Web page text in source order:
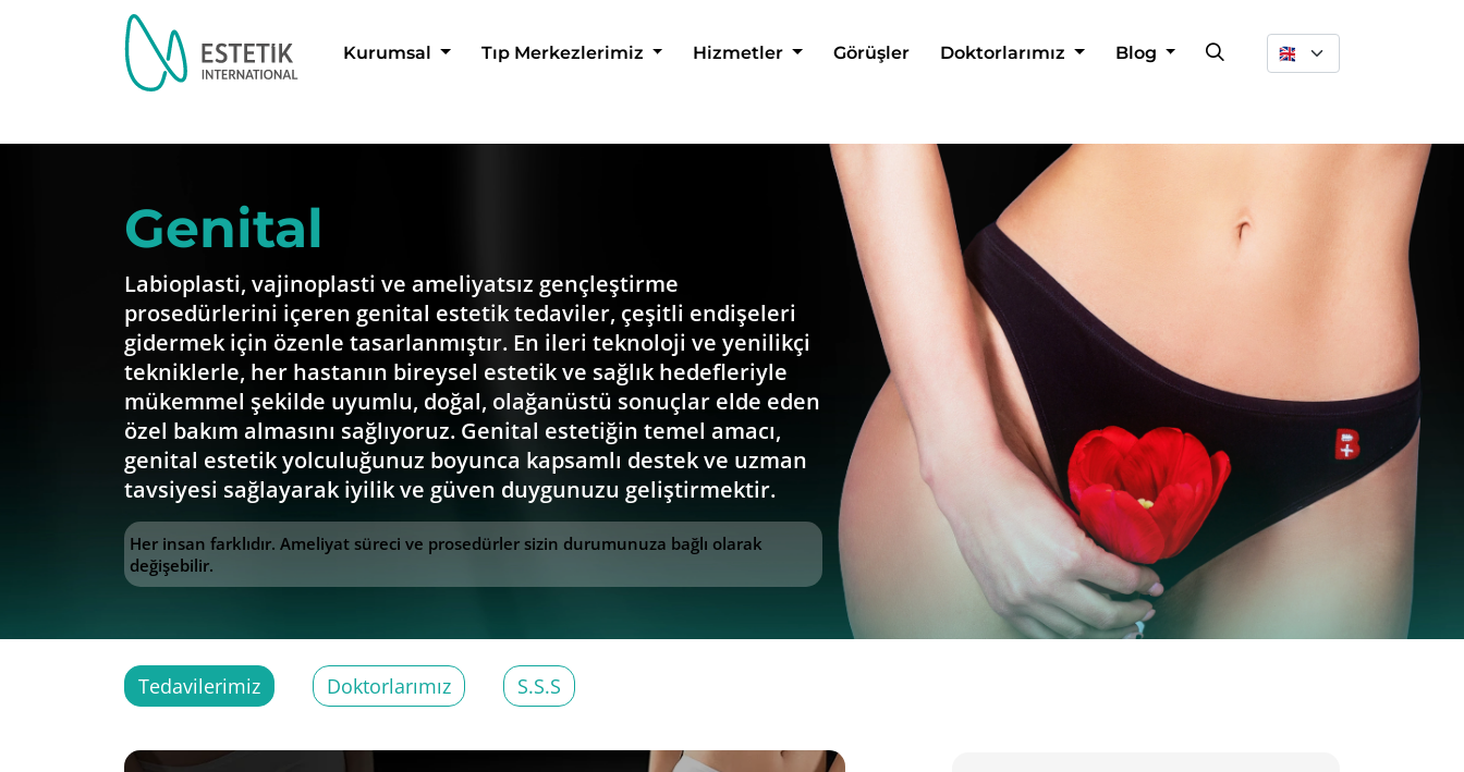
Dil Seçimi Kurumsal Tıp Merkezlerimiz Hizmetler Görüşler Doktorlarımız Blog Dil Seçimi
Genital
Labioplasti, vajinoplasti ve ameliyatsız gençleştirme
prosedürlerini içeren genital estetik tedaviler, çeşitli endişeleri
gidermek için özenle tasarlanmıştır. En ileri teknoloji ve yenilikçi
tekniklerle, her hastanın bireysel estetik ve sağlık hedefleriyle
mükemmel şekilde uyumlu, doğal, olağanüstü sonuçlar elde eden
özel bakım almasını sağlıyoruz. Genital estetiğin temel amacı,
genital estetik yolculuğunuz boyunca kapsamlı destek ve uzman
tavsiyesi sağlayarak iyilik ve güven duygunuzu geliştirmektir.
Her insan farklıdır. Ameliyat süreci ve prosedürler sizin durumunuza bağlı olarak
değişebilir.
Tedavilerimiz Doktorlarımız S.S.S